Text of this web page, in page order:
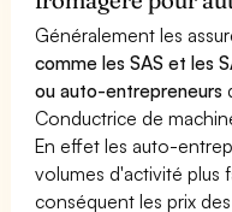
Généralement les
comme les SAS et les
ou auto-entrepreneurs
Conductrice de
En effet les auto-
volumes d'activité plus
conséquent les prix